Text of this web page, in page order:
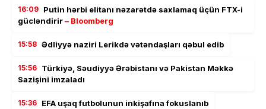
16:09 Putin hərbi elitanı nəzarətdə saxlamaq üçün FTX-i
gücləndirir– Bloomberg
15:58 Ədliyyə naziri Lerikdə vətəndaşları qəbul edib
15:56 Türkiyə, Səudiyyə Ərəbistanı və Pakistan Məkkə
Sazişini imzaladı
15:36 EFA uşaq futbolunun inkişafına fokuslanıb